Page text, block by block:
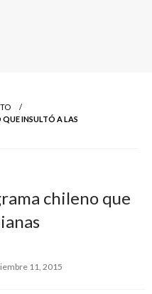
INSULTÓ A LAS
chileno que
11, 2015